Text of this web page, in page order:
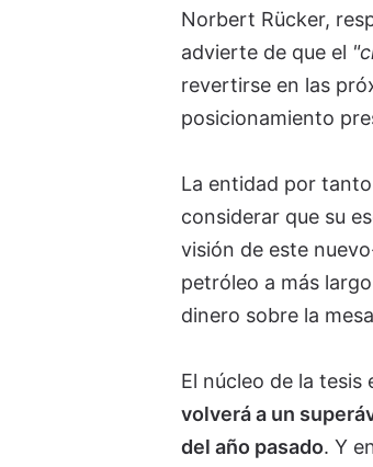
Norbert Rücker,
advierte de que el
revertirse en las
posicionamiento
La entidad por
considerar que su
visión de este
petróleo a más
dinero sobre la
El núcleo de la tesis
volverá a un
del año pasado. Y